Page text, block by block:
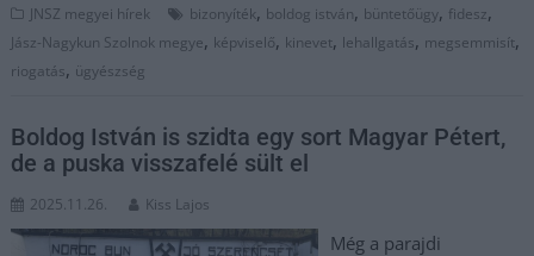
JNSZ megyei hírek bizonyíték, boldog istván, büntetőügy, fidesz,
Jász-Nagykun Szolnok megye, képviselő, kinevet, lehallgatás, megsemmisít,
riogatás, ügyészség
Boldog István is szidta egy sort Magyar Pétert,
de a puska visszafelé sült el
2025.11.26. Kiss Lajos
Még a parajdi